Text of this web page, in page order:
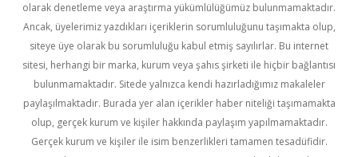
olarak denetleme veya araştırma yükümlülüğümüz bulunmamaktadır.
Ancak, üyelerimiz yazdıkları içeriklerin sorumluluğunu taşımakta olup,
siteye üye olarak bu sorumluluğu kabul etmiş sayılırlar. Bu internet
sitesi, herhangi bir marka, kurum veya şahıs şirketi ile hiçbir bağlantısı
bulunmamaktadır. Sitede yalnızca kendi hazırladığımız makaleler
paylaşılmaktadır. Burada yer alan içerikler haber niteliği taşımamakta
olup, gerçek kurum ve kişiler hakkında paylaşım yapılmamaktadır.
Gerçek kurum ve kişiler ile isim benzerlikleri tamamen tesadüfidir.